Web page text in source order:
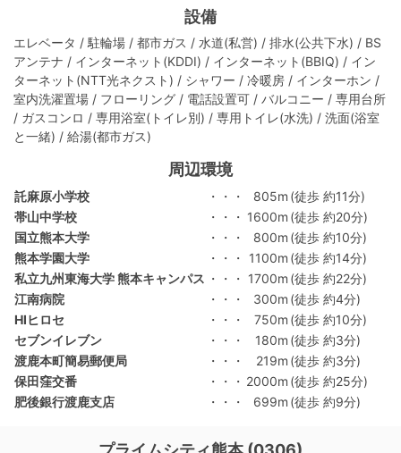
設備
エレベータ / 駐輪場 / 都市ガス / 水道(私営) / 排水(公共下水) / BS
アンテナ / インターネット(KDDI) / インターネット(BBIQ) / イン
ターネット(NTT光ネクスト) / シャワー / 冷暖房 / インターホン /
室内洗濯置場 / フローリング / 電話設置可 / バルコニー / 専用台所
/ ガスコンロ / 専用浴室(トイレ別) / 専用トイレ(水洗) / 洗面(浴室
と一緒) / 給湯(都市ガス)
周辺環境
託麻原小学校 ・・・ 805m (徒歩 約11分)
帯山中学校
・・・ 1600m (徒歩 約20分)
国立熊本大学
・・・ 800m (徒歩 約10分)
熊本学園大学
・・・ 1100m (徒歩 約14分)
私立九州東海大学 熊本キャンパス ・・・ 1700m (徒歩 約22分)
江南病院
・・・ 300m (徒歩 約4分)
HIヒロセ
・・・ 750m (徒歩 約10分)
セブンイレブン
・・・ 180m (徒歩 約3分)
渡鹿本町簡易郵便局
・・・ 219m (徒歩 約3分)
保田窪交番
・・・ 2000m (徒歩 約25分)
肥後銀行渡鹿支店
・・・ 699m (徒歩 約9分)